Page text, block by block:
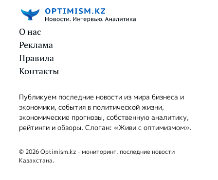
О нас
Реклама
Правила
Контакты
Публикуем последние новости из мира бизнеса и
экономики, события в политической жизни,
экономические прогнозы, собственную аналитику,
рейтинги и обзоры. Слоган: «Живи с оптимизмом».
© 2026 Optimism.kz - мониторинг, последние новости
Казахстана.